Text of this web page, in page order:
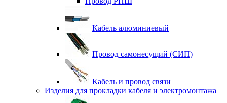
Кабель алюминиевый
Провод самонесущий (СИП)
Кабель и провод связи
Изделия для прокладки кабеля и электромонтажа